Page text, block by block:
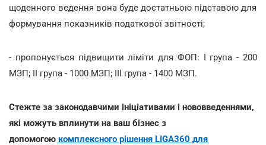
щоденного ведення вона буде достатньою підставою для
формування показників податкової звітності;
- пропонується підвищити ліміти для ФОП: I група - 200
МЗП; II група - 1000 МЗП; III група - 1400 МЗП.
Стежте за законодавчими ініціативами і нововведеннями,
які можуть вплинути на ваш бізнес з
допомогою комплексного рішення LIGA360 для